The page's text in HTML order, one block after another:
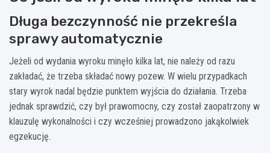
Długa bezczynność nie przekreśla
sprawy automatycznie
Jeżeli od wydania wyroku minęło kilka lat, nie należy od razu
zakładać, że trzeba składać nowy pozew. W wielu przypadkach
stary wyrok nadal będzie punktem wyjścia do działania. Trzeba
jednak sprawdzić, czy był prawomocny, czy został zaopatrzony w
klauzulę wykonalności i czy wcześniej prowadzono jakąkolwiek
egzekucję.